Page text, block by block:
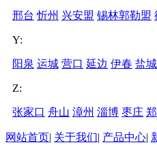
邢台 忻州 兴安盟 锡林郭勒盟
Y:
阳泉 运城 营口 延边 伊春 盐城
Z:
张家口 舟山 漳州 淄博 枣庄
网站首页| 关于我们| 产品中心|